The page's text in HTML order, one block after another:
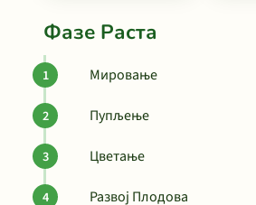
Фазе Раста
Мировање
Пупљење
Цветање
Развој Плодова